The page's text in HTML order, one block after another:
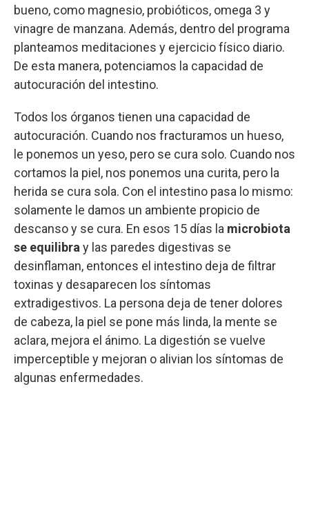
bueno, como magnesio, probióticos, omega 3 y
vinagre de manzana. Además, dentro del programa
planteamos meditaciones y ejercicio físico diario.
De esta manera, potenciamos la capacidad de
autocuración del intestino.
Todos los órganos tienen una capacidad de
autocuración. Cuando nos fracturamos un hueso,
le ponemos un yeso, pero se cura solo. Cuando nos
cortamos la piel, nos ponemos una curita, pero la
herida se cura sola. Con el intestino pasa lo mismo:
solamente le damos un ambiente propicio de
descanso y se cura. En esos 15 días la microbiota
se equilibra y las paredes digestivas se
desinflaman, entonces el intestino deja de filtrar
toxinas y desaparecen los síntomas
extradigestivos. La persona deja de tener dolores
de cabeza, la piel se pone más linda, la mente se
aclara, mejora el ánimo. La digestión se vuelve
imperceptible y mejoran o alivian los síntomas de
algunas enfermedades.